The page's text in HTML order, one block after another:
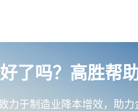
了吗？高胜帮
力于制造业降本增效，助